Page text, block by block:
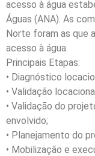
acesso à água
Águas (ANA). As
Norte foram as que
acesso à água.
Principais Etapas:
• Diagnóstico
• Validação
• Validação do
envolvido;
• Planejamento do
• Mobilização e